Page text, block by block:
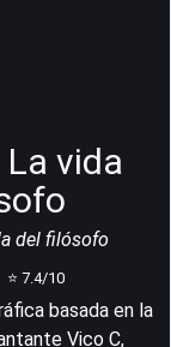
vida
del filósofo
⭐ 7.4/10
basada en la
Vico C,